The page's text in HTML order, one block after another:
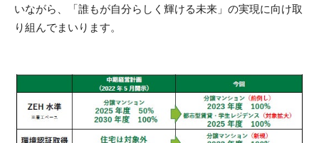
いながら、「誰もが自分らしく輝ける未来」の実現に向け取
り組んでまいります。